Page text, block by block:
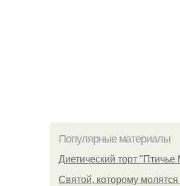
Популярные материалы
Диетический торт "Птичье
Святой, которому молятся